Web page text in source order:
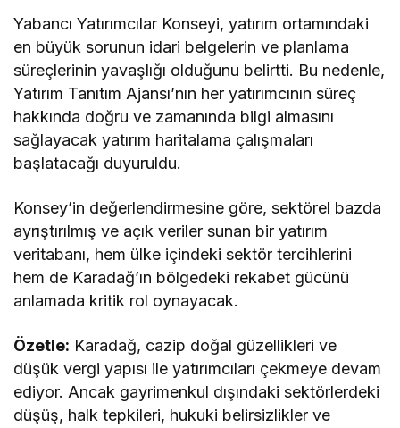
Yabancı Yatırımcılar Konseyi, yatırım ortamındaki
en büyük sorunun idari belgelerin ve planlama
süreçlerinin yavaşlığı olduğunu belirtti. Bu nedenle,
Yatırım Tanıtım Ajansı’nın her yatırımcının süreç
hakkında doğru ve zamanında bilgi almasını
sağlayacak yatırım haritalama çalışmaları
başlatacağı duyuruldu.
Konsey’in değerlendirmesine göre, sektörel bazda
ayrıştırılmış ve açık veriler sunan bir yatırım
veritabanı, hem ülke içindeki sektör tercihlerini
hem de Karadağ’ın bölgedeki rekabet gücünü
anlamada kritik rol oynayacak.
Özetle: Karadağ, cazip doğal güzellikleri ve
düşük vergi yapısı ile yatırımcıları çekmeye devam
ediyor. Ancak gayrimenkul dışındaki sektörlerdeki
düşüş, halk tepkileri, hukuki belirsizlikler ve